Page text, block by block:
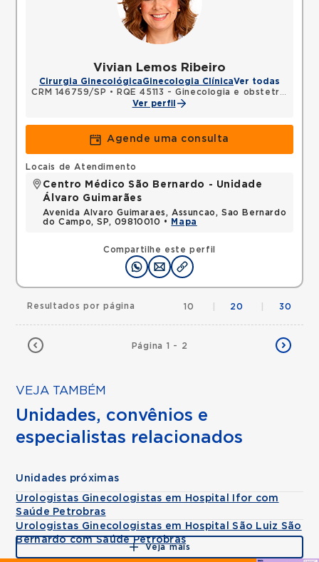
Vivian Lemos Ribeiro
Cirurgia GinecológicaGinecologia ClínicaVer todas
CRM 146759/SP •
RQE 45113 - Ginecologia e obstetrícia
Ver perfil
Agende uma consulta
Compartilhe este perfil
Locais de Atendimento
Centro Médico São Bernardo - Unidade
Álvaro Guimarães
Avenida Alvaro Guimaraes, Assuncao, Sao Bernardo
do Campo, SP, 09810010 •
Mapa
Página 1 - 2
Resultados por página 10 20 30
VEJA TAMBÉM
Unidades, convênios e
especialistas relacionados
Unidades próximas
Urologistas Ginecologistas em Hospital Ifor com
Saúde Petrobras
Urologistas Ginecologistas em Hospital São Luiz São
Bernardo com Saúde Petrobras
Veja mais